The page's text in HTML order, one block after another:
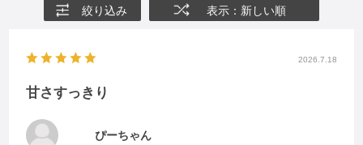
絞り込み 表示：新しい順
2026.7.18
甘さすっきり
ぴーちゃん